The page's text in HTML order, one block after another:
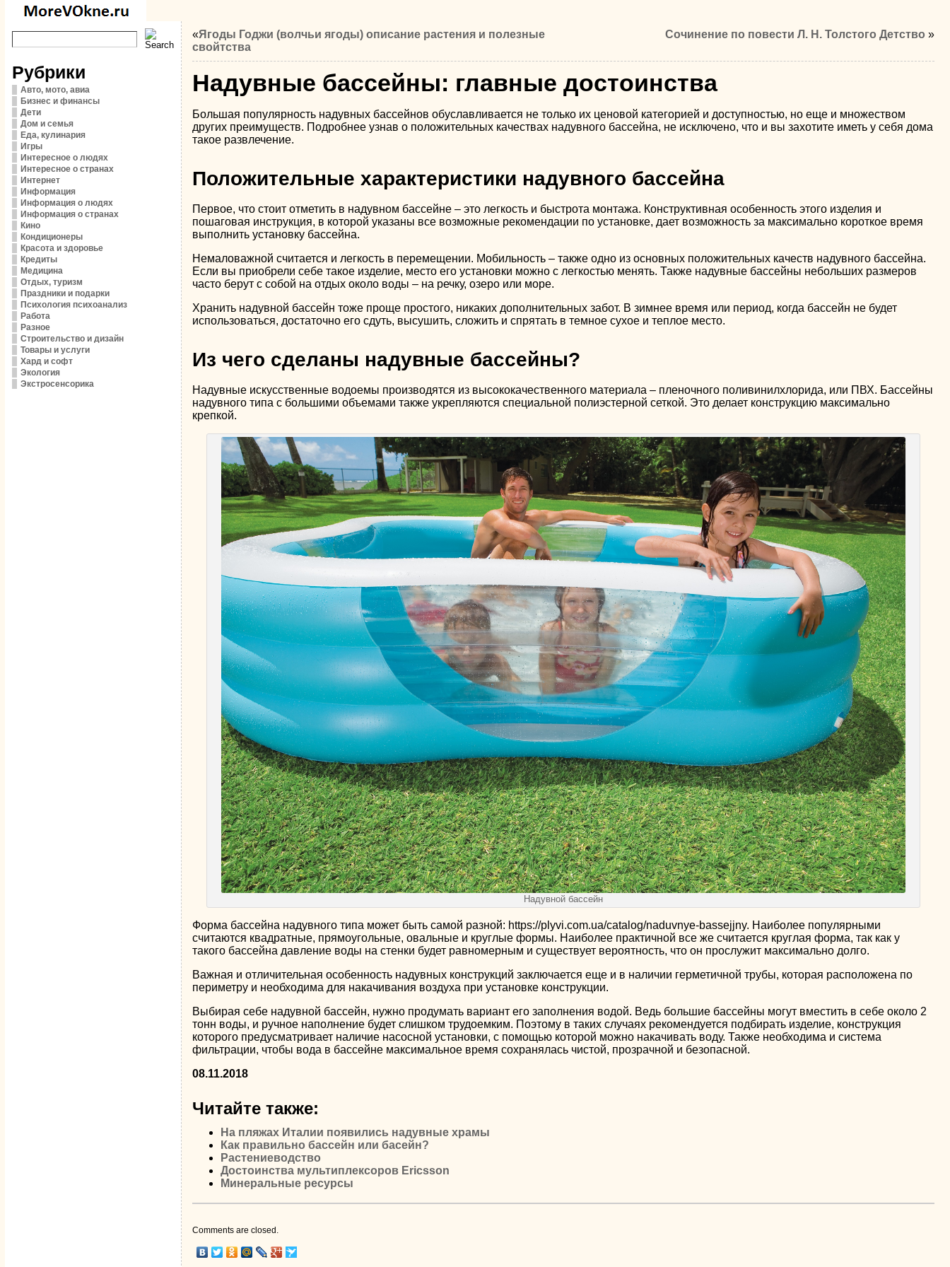
Рубрики
Авто, мото, авиа
Бизнес и финансы
Дети
Дом и семья
Еда, кулинария
Игры
Интересное о людях
Интересное о странах
Интернет
Информация
Информация о людях
Информация о странах
Кино
Кондиционеры
Красота и здоровье
Кредиты
Медицина
Отдых, туризм
Праздники и подарки
Психология психоанализ
Работа
Разное
Строительство и дизайн
Товары и услуги
Хард и софт
Экология
Экстросенсорика
«Ягоды Годжи (волчьи ягоды) описание растения и полезные
свойтства
Сочинение по повести Л. Н. Толстого Детство »
Надувные бассейны: главные достоинства
Большая популярность надувных бассейнов обуславливается не только их ценовой категорией и доступностью, но еще и множеством
других преимуществ. Подробнее узнав о положительных качествах надувного бассейна, не исключено, что и вы захотите иметь у себя дома
такое развлечение.
Положительные характеристики надувного бассейна
Первое, что стоит отметить в надувном бассейне – это легкость и быстрота монтажа. Конструктивная особенность этого изделия и
пошаговая инструкция, в которой указаны все возможные рекомендации по установке, дает возможность за максимально короткое время
выполнить установку бассейна.
Немаловажной считается и легкость в перемещении. Мобильность – также одно из основных положительных качеств надувного бассейна.
Если вы приобрели себе такое изделие, место его установки можно с легкостью менять. Также надувные бассейны небольших размеров
часто берут с собой на отдых около воды – на речку, озеро или море.
Хранить надувной бассейн тоже проще простого, никаких дополнительных забот. В зимнее время или период, когда бассейн не будет
использоваться, достаточно его сдуть, высушить, сложить и спрятать в темное сухое и теплое место.
Из чего сделаны надувные бассейны?
Надувные искусственные водоемы производятся из высококачественного материала – пленочного поливинилхлорида, или ПВХ. Бассейны
надувного типа с большими объемами также укрепляются специальной полиэстерной сеткой. Это делает конструкцию максимально
крепкой.
Надувной бассейн
Форма бассейна надувного типа может быть самой разной: https://plyvi.com.ua/catalog/naduvnye-bassejjny. Наиболее популярными
считаются квадратные, прямоугольные, овальные и круглые формы. Наиболее практичной все же считается круглая форма, так как у
такого бассейна давление воды на стенки будет равномерным и существует вероятность, что он прослужит максимально долго.
Важная и отличительная особенность надувных конструкций заключается еще и в наличии герметичной трубы, которая расположена по
периметру и необходима для накачивания воздуха при установке конструкции.
Выбирая себе надувной бассейн, нужно продумать вариант его заполнения водой. Ведь большие бассейны могут вместить в себе около 2
тонн воды, и ручное наполнение будет слишком трудоемким. Поэтому в таких случаях рекомендуется подбирать изделие, конструкция
которого предусматривает наличие насосной установки, с помощью которой можно накачивать воду. Также необходима и система
фильтрации, чтобы вода в бассейне максимальное время сохранялась чистой, прозрачной и безопасной.
08.11.2018
Читайте также:
На пляжах Италии появились надувные храмы
Как правильно бассейн или басейн?
Растениеводство
Достоинства мультиплексоров Ericsson
Минеральные ресурсы
Comments are closed.